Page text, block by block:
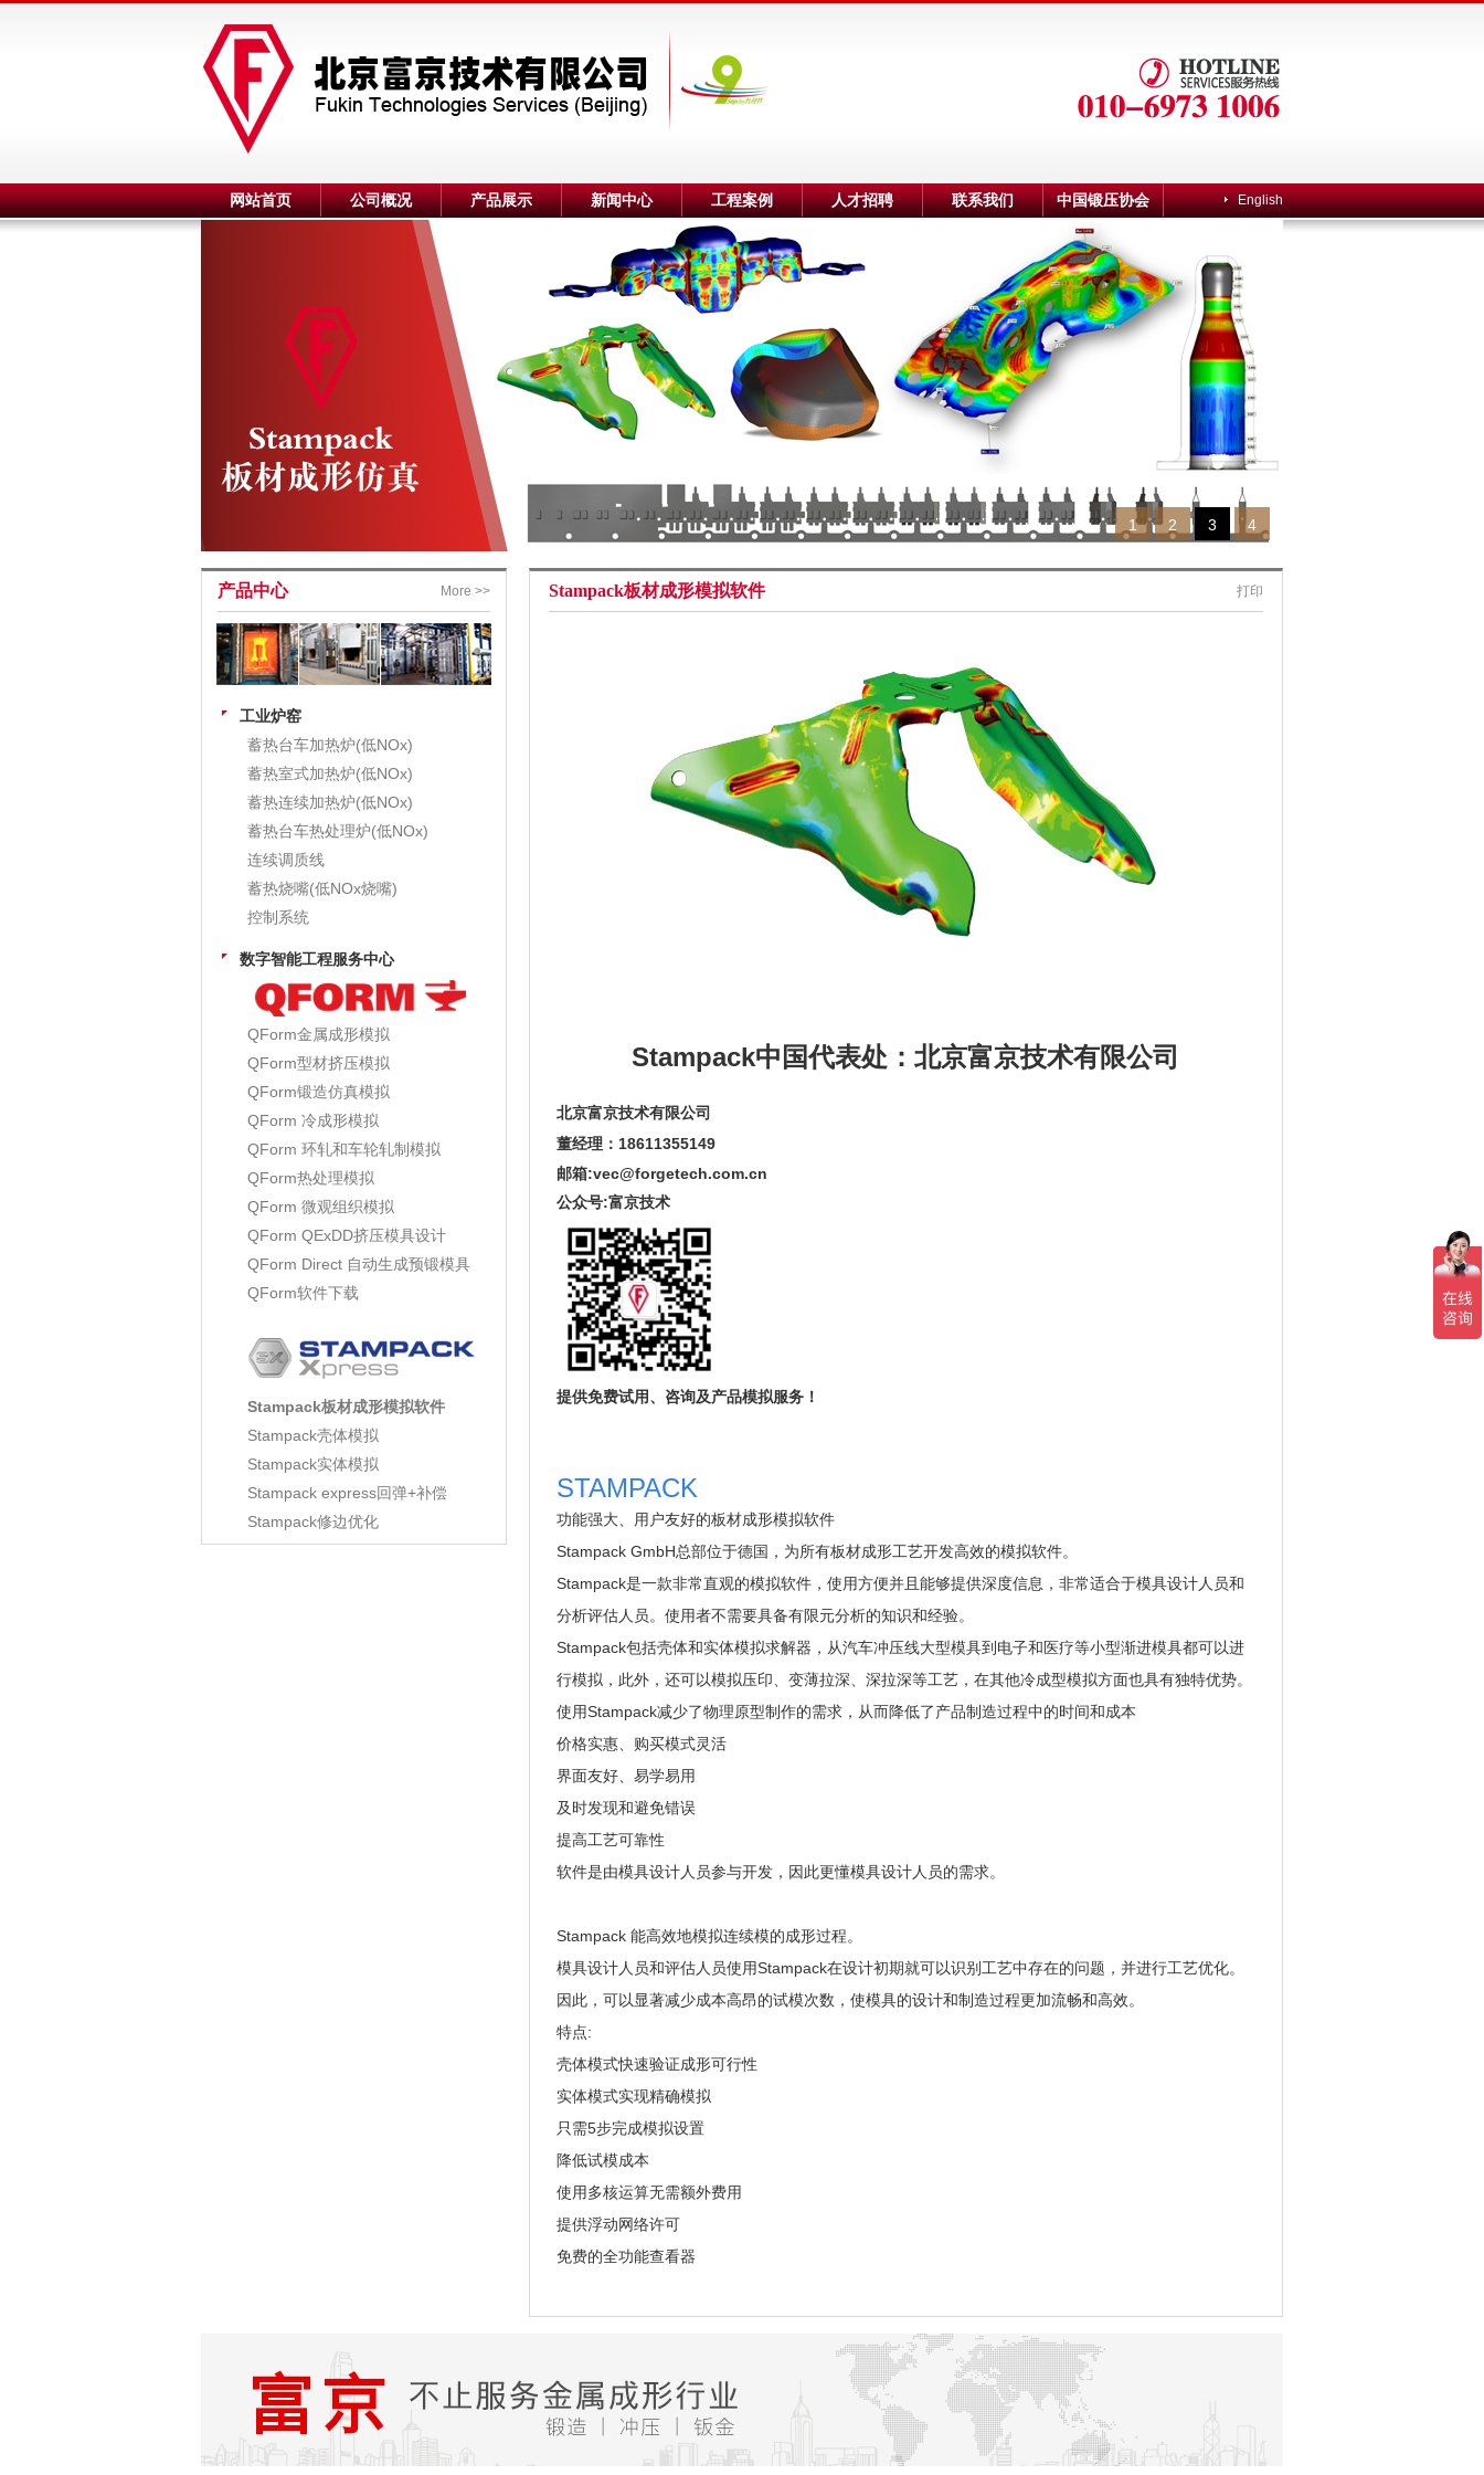
网站首页 公司概况 产品展示 新闻中心 工程案例 人才招聘 联系我们 中国锻压协会 English
1 2 3 4
产品中心 More >>
工业炉窑
蓄热台车加热炉(低NOx)
蓄热室式加热炉(低NOx)
蓄热连续加热炉(低NOx)
蓄热台车热处理炉(低NOx)
连续调质线
蓄热烧嘴(低NOx烧嘴)
控制系统
数字智能工程服务中心
QForm金属成形模拟
QForm型材挤压模拟
QForm锻造仿真模拟
QForm 冷成形模拟
QForm 环轧和车轮轧制模拟
QForm热处理模拟
QForm 微观组织模拟
QForm QExDD挤压模具设计
QForm Direct 自动生成预锻模具
QForm软件下载
Stampack板材成形模拟软件
Stampack壳体模拟
Stampack实体模拟
Stampack express回弹+补偿
Stampack修边优化
Stampack板材成形模拟软件 打印
Stampack中国代表处：北京富京技术有限公司
北京富京技术有限公司
董经理： 18611355149
邮箱:vec@forgetech.com.cn
公众号:富京技术
提供免费试用、咨询及产品模拟服务！
STAMPACK
功能强大、用户友好的板材成形模拟软件
Stampack GmbH总部位于德国，为所有板材成形工艺开发高效的模拟软件。
Stampack是一款非常直观的模拟软件，使用方便并且能够提供深度信息，非常适合于模具设计人员和
分析评估人员。使用者不需要具备有限元分析的知识和经验。
Stampack包括壳体和实体模拟求解器，从汽车冲压线大型模具到电子和医疗等小型渐进模具都可以进
行模拟，此外，还可以模拟压印、变薄拉深、深拉深等工艺，在其他冷成型模拟方面也具有独特优势。
使用Stampack减少了物理原型制作的需求，从而降低了产品制造过程中的时间和成本
价格实惠、购买模式灵活
界面友好、易学易用
及时发现和避免错误
提高工艺可靠性
软件是由模具设计人员参与开发，因此更懂模具设计人员的需求。
Stampack 能高效地模拟连续模的成形过程。
模具设计人员和评估人员使用Stampack在设计初期就可以识别工艺中存在的问题，并进行工艺优化。
因此，可以显著减少成本高昂的试模次数，使模具的设计和制造过程更加流畅和高效。
特点:
壳体模式快速验证成形可行性
实体模式实现精确模拟
只需5步完成模拟设置
降低试模成本
使用多核运算无需额外费用
提供浮动网络许可
免费的全功能查看器